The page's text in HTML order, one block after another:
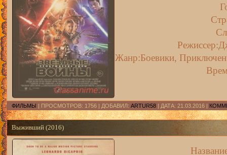
Жанр:Боевики,
ФИЛЬМЫ | ПРОСМОТРОВ: 1756 | ДОБАВИЛ: ARTUR58 | ДАТА: 21.03.2016 |
Выживший (2016)